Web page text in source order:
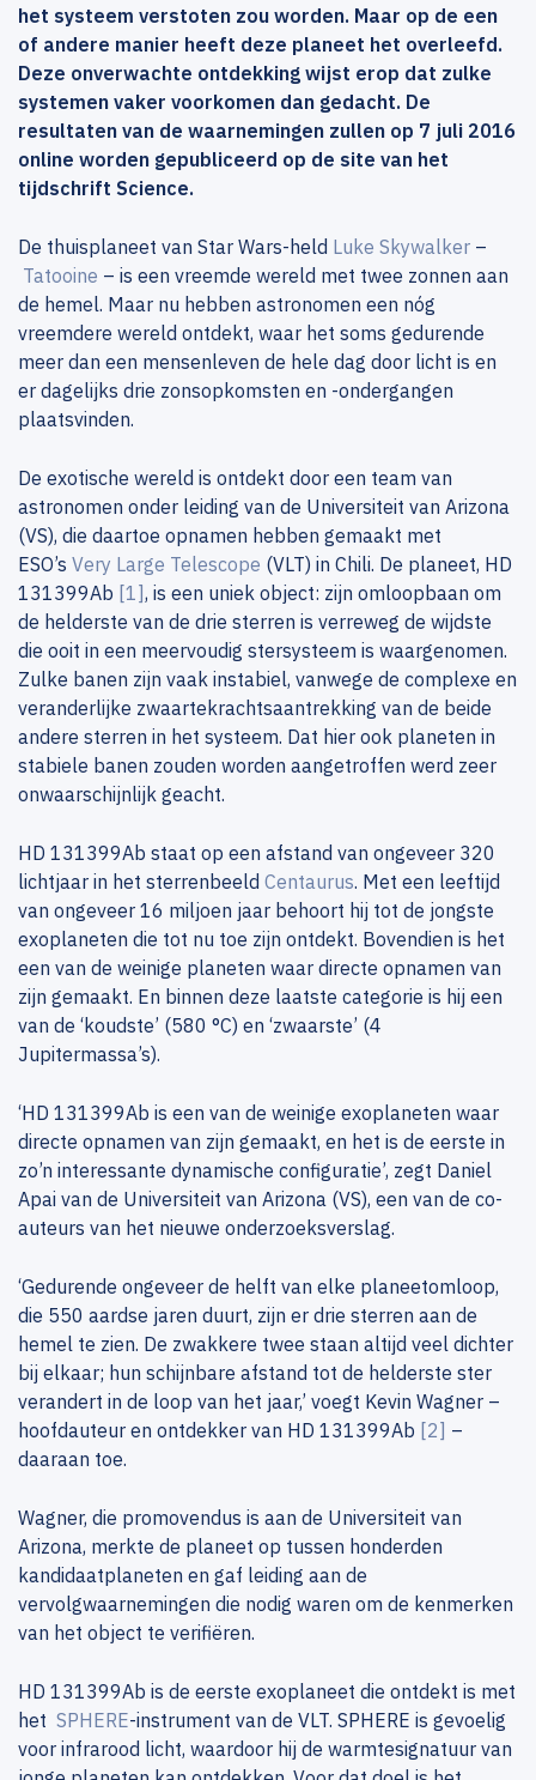
het systeem verstoten zou worden. Maar op de een
of andere manier heeft deze planeet het overleefd.
Deze onverwachte ontdekking wijst erop dat zulke
systemen vaker voorkomen dan gedacht. De
resultaten van de waarnemingen zullen op 7 juli 2016
online worden gepubliceerd op de site van het
tijdschrift Science.
De thuisplaneet van Star Wars-held Luke Skywalker –
Tatooine – is een vreemde wereld met twee zonnen aan
de hemel. Maar nu hebben astronomen een nóg
vreemdere wereld ontdekt, waar het soms gedurende
meer dan een mensenleven de hele dag door licht is en
er dagelijks drie zonsopkomsten en -ondergangen
plaatsvinden.
De exotische wereld is ontdekt door een team van
astronomen onder leiding van de Universiteit van Arizona
(VS), die daartoe opnamen hebben gemaakt met
ESO’s Very Large Telescope (VLT) in Chili. De planeet, HD
131399Ab [1], is een uniek object: zijn omloopbaan om
de helderste van de drie sterren is verreweg de wijdste
die ooit in een meervoudig stersysteem is waargenomen.
Zulke banen zijn vaak instabiel, vanwege de complexe en
veranderlijke zwaartekrachtsaantrekking van de beide
andere sterren in het systeem. Dat hier ook planeten in
stabiele banen zouden worden aangetroffen werd zeer
onwaarschijnlijk geacht.
HD 131399Ab staat op een afstand van ongeveer 320
lichtjaar in het sterrenbeeld Centaurus. Met een leeftijd
van ongeveer 16 miljoen jaar behoort hij tot de jongste
exoplaneten die tot nu toe zijn ontdekt. Bovendien is het
een van de weinige planeten waar directe opnamen van
zijn gemaakt. En binnen deze laatste categorie is hij een
van de ‘koudste’ (580 °C) en ‘zwaarste’ (4
Jupitermassa’s).
‘HD 131399Ab is een van de weinige exoplaneten waar
directe opnamen van zijn gemaakt, en het is de eerste in
zo’n interessante dynamische configuratie’, zegt Daniel
Apai van de Universiteit van Arizona (VS), een van de co-
auteurs van het nieuwe onderzoeksverslag.
‘Gedurende ongeveer de helft van elke planeetomloop,
die 550 aardse jaren duurt, zijn er drie sterren aan de
hemel te zien. De zwakkere twee staan altijd veel dichter
bij elkaar; hun schijnbare afstand tot de helderste ster
verandert in de loop van het jaar,’ voegt Kevin Wagner –
hoofdauteur en ontdekker van HD 131399Ab [2] –
daaraan toe.
Wagner, die promovendus is aan de Universiteit van
Arizona, merkte de planeet op tussen honderden
kandidaatplaneten en gaf leiding aan de
vervolgwaarnemingen die nodig waren om de kenmerken
van het object te verifiëren.
HD 131399Ab is de eerste exoplaneet die ontdekt is met
het SPHERE-instrument van de VLT. SPHERE is gevoelig
voor infrarood licht, waardoor hij de warmtesignatuur van